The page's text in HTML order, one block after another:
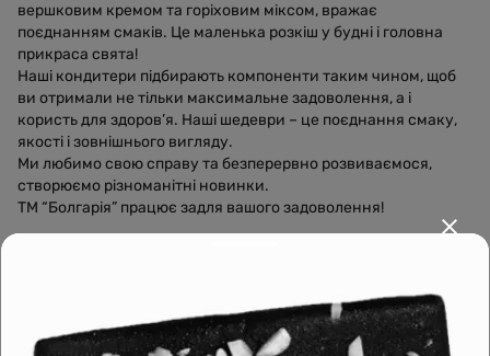
вершковим кремом та горіховим міксом, вражає
поєднанням смаків. Це маленька розкіш у будні і головна
прикраса свята!
Наші кондитери підбирають компоненти таким чином, щоб
ви отримали не тільки максимальне задоволення, а і
користь для здоров’я. Наші шедеври – це поєднання смаку,
якості і зовнішнього вигляду.
Ми любимо свою справу та безперервно розвиваємося,
створюємо різноманітні новинки.
ТМ “Болгарія” працює задля вашого задоволення!